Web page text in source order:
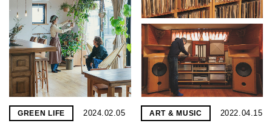
GREEN LIFE 2024.02.05 ART & MUSIC 2022.04.15